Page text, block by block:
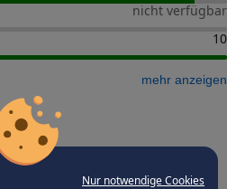
Nur notwendige Cookies
nicht verfügbar
10
mehr anzeigen